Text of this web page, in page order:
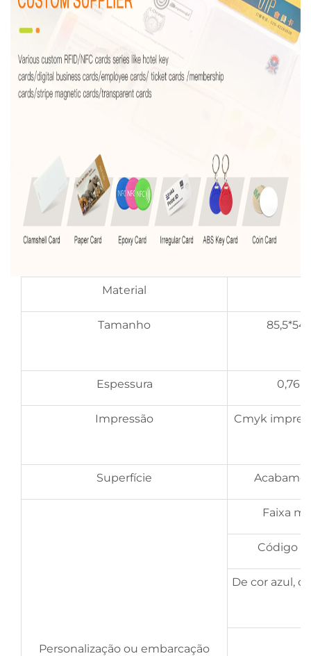
Material
Tamanho
Espessura
Impressão Cmyk
Superfície
Personalização ou embarcação
Faixa
Código
De cor azul,